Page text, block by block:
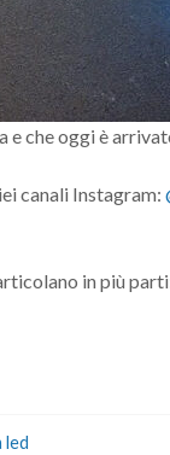
che oggi è
canali Instagram:
in più
led